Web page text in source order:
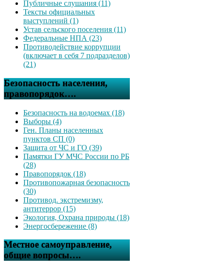
Публичные слушания (11)
Тексты официальных
выступлений (1)
Устав сельского поселения (11)
Федеральные НПА (23)
Противодействие коррупции
(включает в себя 7 подразделов)
(21)
Безопасность населения,
правопорядок….
Безопасность на водоемах (18)
Выборы (4)
Ген. Планы населенных
пунктов СП (0)
Защита от ЧС и ГО (39)
Памятки ГУ МЧС России по РБ
(28)
Правопорядок (18)
Противопожарная безопасность
(30)
Противод. экстремизму,
антитеррор (15)
Экология, Охрана природы (18)
Энергосбережение (8)
Местное самоуправление,
общие вопросы….